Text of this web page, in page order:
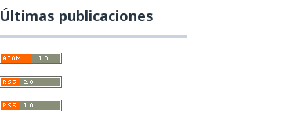
Últimas publicaciones